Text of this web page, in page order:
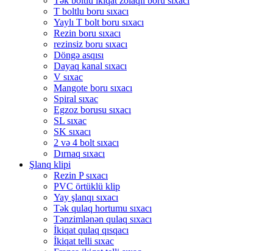
T boltlu boru sıxacı
Yaylı T bolt boru sıxacı
Rezin boru sıxacı
rezinsiz boru sıxacı
Döngə asqısı
Dayaq kanal sıxacı
V sıxac
Mangote boru sıxacı
Spiral sıxac
Egzoz borusu sıxacı
SL sıxac
SK sıxacı
2 və 4 bolt sıxacı
Dırnaq sıxacı
Şlanq klipi
Rezin P sıxacı
PVC örtüklü klip
Yay şlanqı sıxacı
Tək qulaq hortumu sıxacı
Tənzimlənən qulaq sıxacı
İkiqat qulaq qısqacı
İkiqat telli sıxac